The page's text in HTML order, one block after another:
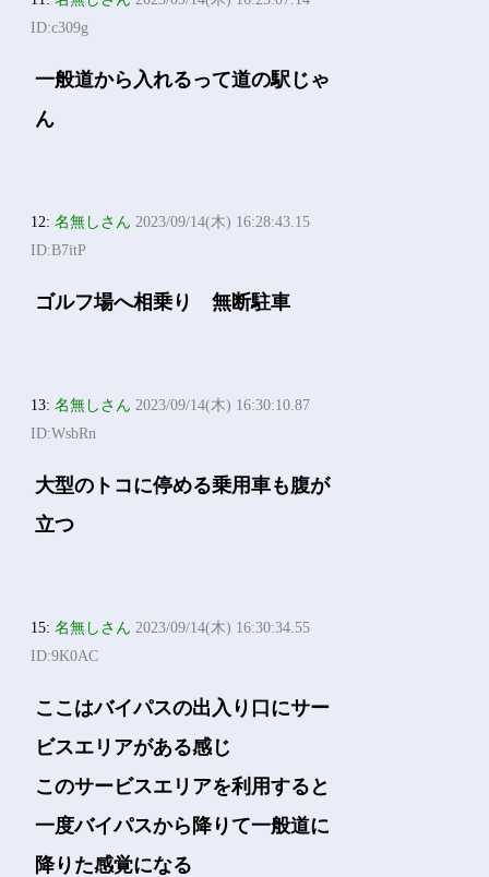
ID:c309g
一般道から入れるって道の駅じゃ
ん
12:名無しさん 2023/09/14(木) 16:28:43.15
ID:B7itP
ゴルフ場へ相乗り 無断駐車
13:名無しさん 2023/09/14(木) 16:30:10.87
ID:WsbRn
大型のトコに停める乗用車も腹が
立つ
15:名無しさん 2023/09/14(木) 16:30:34.55
ID:9K0AC
ここはバイパスの出入り口にサー
ビスエリアがある感じ
このサービスエリアを利用すると
一度バイパスから降りて一般道に
降りた感覚になる